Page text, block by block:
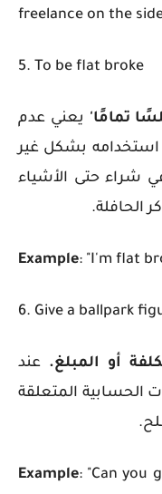
freelance on the
5. To be flat broke
تمامًا' يعني عدم
استخدامه بشكل غير
شراء حتى الأشياء
الحافلة.
Example: "I'm flat
6. Give a ballpark
أو المبلغ. عند
الحسابية المتعلقة
Example: "Can you